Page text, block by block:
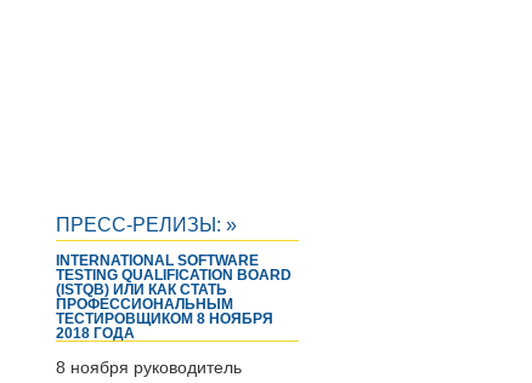
ПРЕСС-РЕЛИЗЫ: »
INTERNATIONAL SOFTWARE
TESTING QUALIFICATION BOARD
(ISTQB) ИЛИ КАК СТАТЬ
ПРОФЕССИОНАЛЬНЫМ
ТЕСТИРОВЩИКОМ 8 НОЯБРЯ
2018 ГОДА
8 ноября руководитель